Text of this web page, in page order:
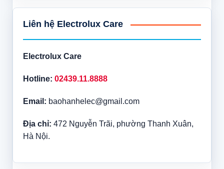
Liên hệ Electrolux Care
Electrolux Care
Hotline: 02439.11.8888
Email: baohanhelec@gmail.com
Địa chỉ: 472 Nguyễn Trãi, phường Thanh Xuân,
Hà Nội.